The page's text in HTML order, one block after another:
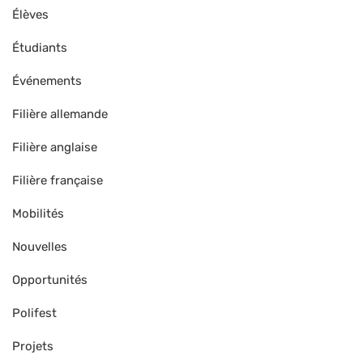
Élèves
Étudiants
Événements
Filière allemande
Filière anglaise
Filière française
Mobilités
Nouvelles
Opportunités
Polifest
Projets